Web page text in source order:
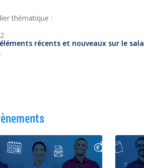
thématique :
récents et nouveaux sur le